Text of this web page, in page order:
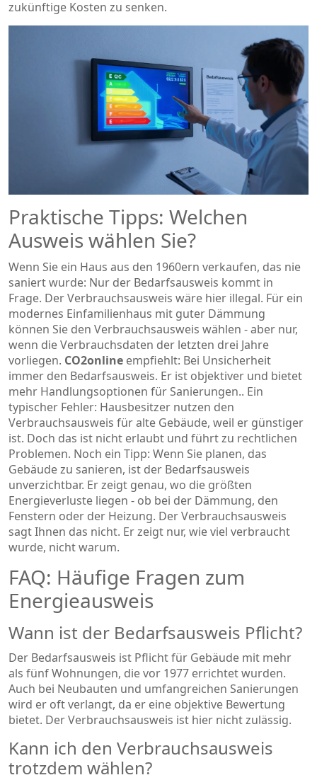
zukünftige Kosten zu senken.
Praktische Tipps: Welchen
Ausweis wählen Sie?
Wenn Sie ein Haus aus den 1960ern verkaufen, das nie
saniert wurde: Nur der Bedarfsausweis kommt in
Frage. Der Verbrauchsausweis wäre hier illegal. Für ein
modernes Einfamilienhaus mit guter Dämmung
können Sie den Verbrauchsausweis wählen - aber nur,
wenn die Verbrauchsdaten der letzten drei Jahre
vorliegen. CO2online empfiehlt: Bei Unsicherheit
immer den Bedarfsausweis. Er ist objektiver und bietet
mehr Handlungsoptionen für Sanierungen.. Ein
typischer Fehler: Hausbesitzer nutzen den
Verbrauchsausweis für alte Gebäude, weil er günstiger
ist. Doch das ist nicht erlaubt und führt zu rechtlichen
Problemen. Noch ein Tipp: Wenn Sie planen, das
Gebäude zu sanieren, ist der Bedarfsausweis
unverzichtbar. Er zeigt genau, wo die größten
Energieverluste liegen - ob bei der Dämmung, den
Fenstern oder der Heizung. Der Verbrauchsausweis
sagt Ihnen das nicht. Er zeigt nur, wie viel verbraucht
wurde, nicht warum.
FAQ: Häufige Fragen zum
Energieausweis
Wann ist der Bedarfsausweis Pflicht?
Der Bedarfsausweis ist Pflicht für Gebäude mit mehr
als fünf Wohnungen, die vor 1977 errichtet wurden.
Auch bei Neubauten und umfangreichen Sanierungen
wird er oft verlangt, da er eine objektive Bewertung
bietet. Der Verbrauchsausweis ist hier nicht zulässig.
Kann ich den Verbrauchsausweis
trotzdem wählen?